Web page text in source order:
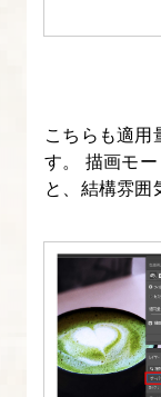
こちらも適用
す。 描画モ
と、結構雰囲